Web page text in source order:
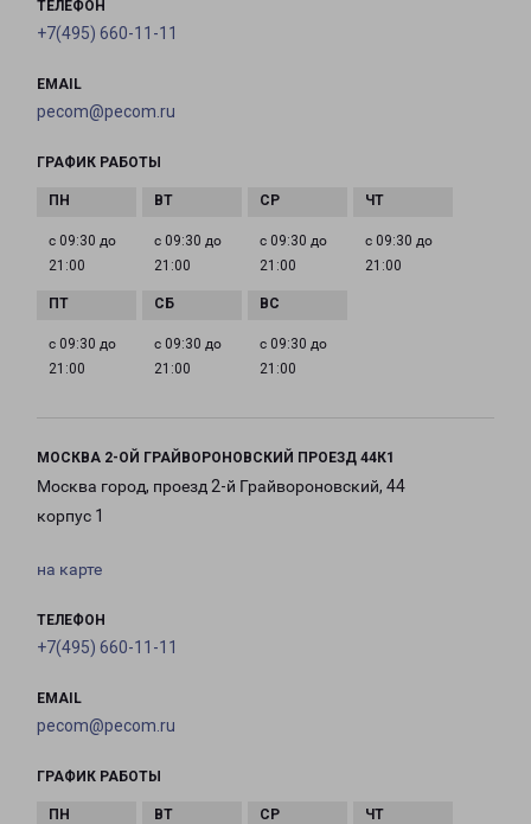
ТЕЛЕФОН
+7(495) 660-11-11
EMAIL
pecom@pecom.ru
ГРАФИК РАБОТЫ
с 09:30 до
21:00
с 09:30 до
21:00
с 09:30 до
21:00
с 09:30 до
21:00
с 09:30 до
21:00
с 09:30 до
21:00
с 09:30 до
21:00
МОСКВА 2-ОЙ ГРАЙВОРОНОВСКИЙ ПРОЕЗД 44К1
Москва город, проезд 2-й Грайвороновский, 44
корпус 1
на карте
ТЕЛЕФОН
+7(495) 660-11-11
EMAIL
pecom@pecom.ru
ГРАФИК РАБОТЫ